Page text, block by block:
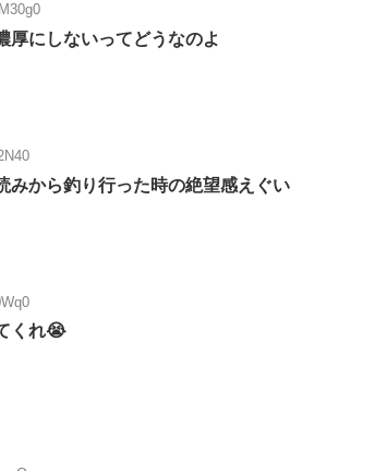
厚にしないってどうなのよ
みから釣り行った時の絶望感えぐい
くれ😭